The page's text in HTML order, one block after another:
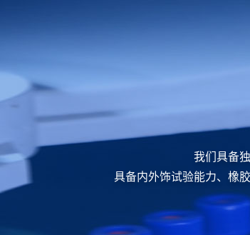
我们具备
具备内外饰试验能力、橡